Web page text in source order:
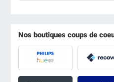
Nos boutiques coups de